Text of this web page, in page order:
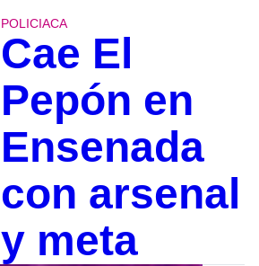
POLICIACA
Cae El
Pepón en
Ensenada
con arsenal
y meta